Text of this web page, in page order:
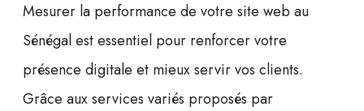
Mesurer la performance de votre site web au
Sénégal est essentiel pour renforcer votre
présence digitale et mieux servir vos clients.
Grâce aux services variés proposés par